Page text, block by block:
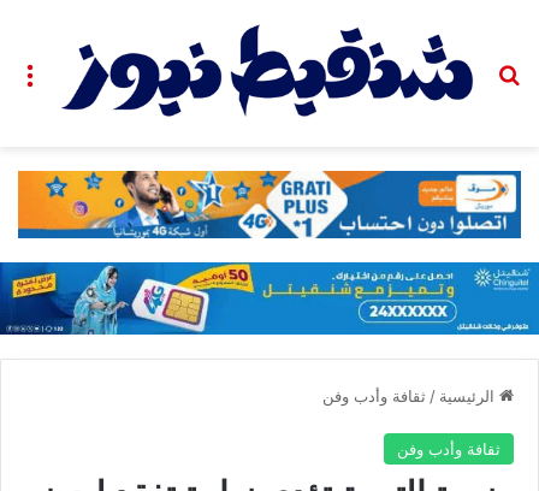
بحث عن
الرئيسية / ثقافة وأدب وفن
ثقافة وأدب وفن